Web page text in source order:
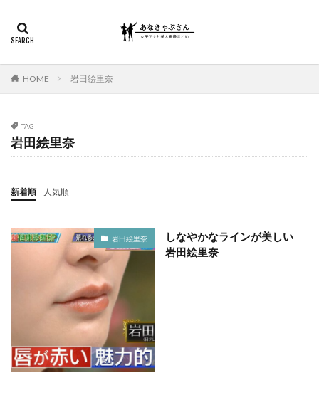
HOME 岩田絵里奈
TAG
岩田絵里奈
新着順 人気順
岩田絵里奈
しなやかなラインが美しい
岩田絵里奈